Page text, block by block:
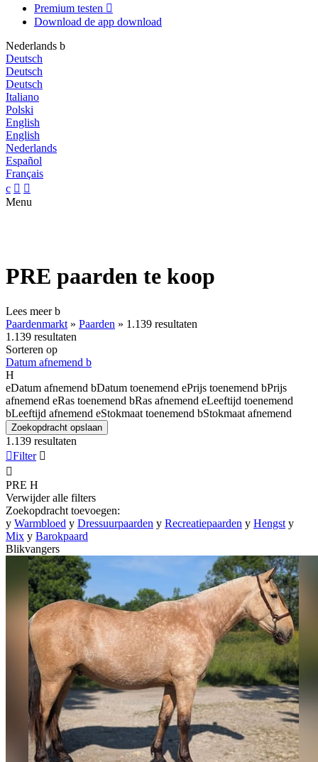
Premium testen 
Download de app download
Nederlands b
Deutsch
Deutsch
Deutsch
Italiano
Polski
English
English
Nederlands
Español
Français
c  
Menu
PRE paarden te koop
Lees meerb
Paardenmarkt » Paarden » 1.139 resultaten
1.139 resultaten
Sorteren op
Datum afnemend b
H
eDatum afnemend bDatum toenemend ePrijs toenemend bPrijs
afnemend eRas toenemend bRas afnemend eLeeftijd toenemend
bLeeftijd afnemend eStokmaat toenemend bStokmaat afnemend
Zoekopdracht opslaan
1.139 resultaten
Filter 

PRE H
Verwijder alle filters
Zoekopdracht toevoegen:
y Warmbloed y Dressuurpaarden y Recreatiepaarden y Hengst y
Mix y Barokpaard
Blikvangers